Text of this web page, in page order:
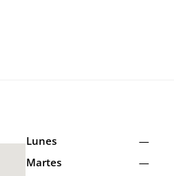
Lunes
—
Martes
—